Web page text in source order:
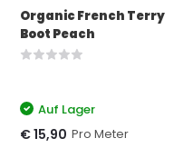
Organic French Terry
Boot Peach
Auf Lager
€ 15,90 Pro Meter